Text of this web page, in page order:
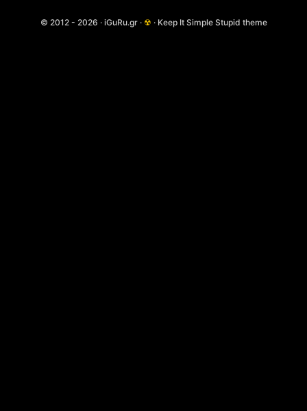
© 2012 - 2026 · iGuRu.gr · ☢ · Keep It Simple Stupid theme